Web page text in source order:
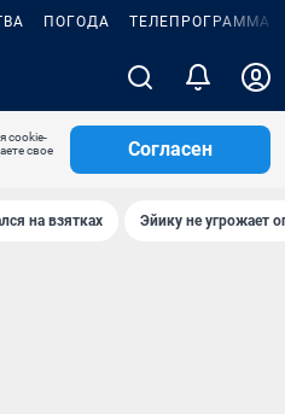
ПОГОДА ТЕЛЕПРОГРАММА
cookie-
свое
Согласен
на взятках Эйику не угрожает